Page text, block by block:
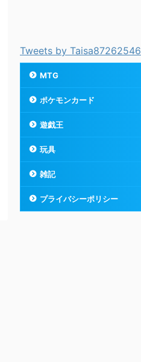
Tweets by Taisa87262546
MTG
ポケモンカード
遊戯王
玩具
雑記
プライバシーポリシー